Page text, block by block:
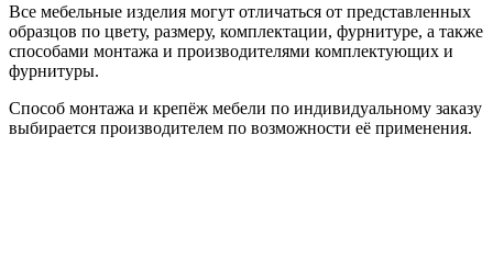
Все мебельные изделия могут отличаться от представленных
образцов по цвету, размеру, комплектации, фурнитуре, а также
способами монтажа и производителями комплектующих и
фурнитуры.
Способ монтажа и крепёж мебели по индивидуальному заказу
выбирается производителем по возможности её применения.